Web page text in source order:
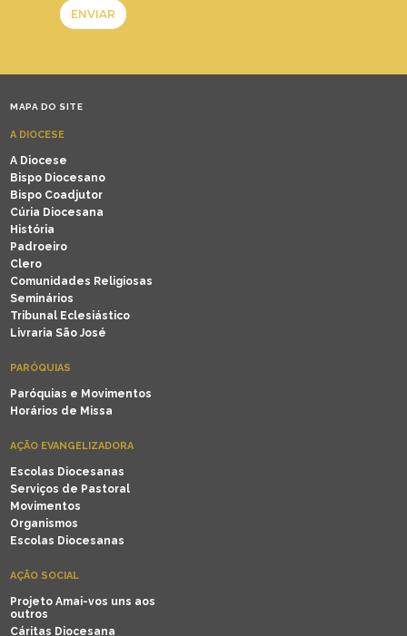
MAPA DO SITE
A DIOCESE
A Diocese
Bispo Diocesano
Bispo Coadjutor
Cúria Diocesana
História
Padroeiro
Clero
Comunidades Religiosas
Seminários
Tribunal Eclesiástico
Livraria São José
PARÓQUIAS
Paróquias e Movimentos
Horários de Missa
AÇÃO EVANGELIZADORA
Escolas Diocesanas
Serviços de Pastoral
Movimentos
Organismos
Escolas Diocesanas
AÇÃO SOCIAL
Projeto Amai-vos uns aos
outros
Cáritas Diocesana